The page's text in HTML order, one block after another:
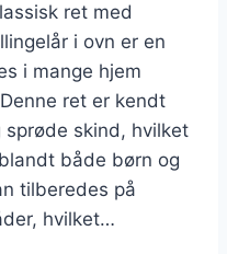
ret med
i ovn er en
i mange hjem
ret er kendt
skind, hvilket
både børn og
tilberedes på
hvilket…